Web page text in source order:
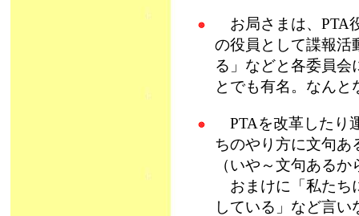
お局さまは、PTA
の役員として諜報活
る」などと各委員会
とでも有名。なん
PTAを改革したり
ちのやり方に文句あ
（いや～文句ある
おまけに「私たち
している」など言